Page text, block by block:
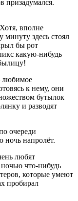
призадумался.
вполне
здесь стоял
бы рот
какую-нибудь
любимое
к нему, они
бутылок
и разводят
очереди
ночь напролёт.
любят
что-нибудь
которые умеют
пробирал